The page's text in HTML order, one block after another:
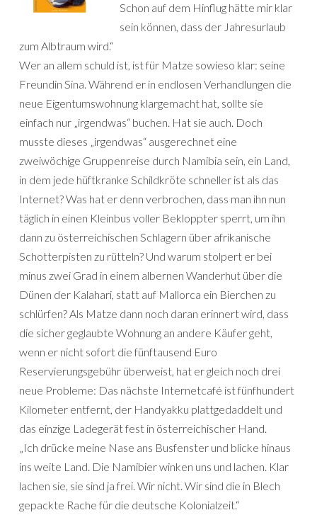
Schon auf dem Hinflug hätte mir klar
sein können, dass der Jahresurlaub
zum Albtraum wird.“
Wer an allem schuld ist, ist für Matze sowieso klar: seine
Freundin Sina. Während er in endlosen Verhandlungen die
neue Eigentumswohnung klargemacht hat, sollte sie
einfach nur „irgendwas“ buchen. Hat sie auch. Doch
musste dieses „irgendwas“ ausgerechnet eine
zweiwöchige Gruppenreise durch Namibia sein, ein Land,
in dem jede hüftkranke Schildkröte schneller ist als das
Internet? Was hat er denn verbrochen, dass man ihn nun
täglich in einen Kleinbus voller Bekloppter sperrt, um ihn
dann zu österreichischen Schlagern über afrikanische
Schotterpisten zu rütteln? Und warum stolpert er bei
minus zwei Grad in einem albernen Wanderhut über die
Dünen der Kalahari, statt auf Mallorca ein Bierchen zu
schlürfen? Als Matze dann noch daran erinnert wird, dass
die sicher geglaubte Wohnung an andere Käufer geht,
wenn er nicht sofort die fünftausend Euro
Reservierungsgebühr überweist, hat er gleich noch drei
neue Probleme: Das nächste Internetcafé ist fünfhundert
Kilometer entfernt, der Handyakku plattgedaddelt und
das einzige Ladegerät fest in österreichischer Hand.
„Ich drücke meine Nase ans Busfenster und blicke hinaus
ins weite Land. Die Namibier winken uns und lachen. Klar
lachen sie, sie sind ja frei. Wir nicht. Wir sind die in Blech
gepackte Rache für die deutsche Kolonialzeit.“